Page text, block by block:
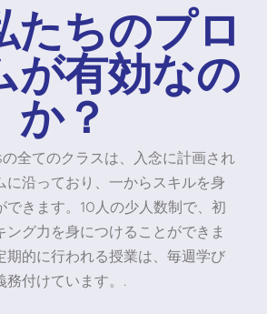
たちのプロ
が有効なの
か？
全てのクラスは、入念に計画され
に沿っており、一からスキルを身
できます。10人の少人数制で、初
ング力を身につけることができま
期的に行われる授業は、毎週学び
務付けています。.